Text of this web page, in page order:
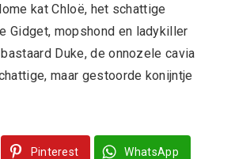
kat Chloë, het schattige
Gidget, mopshond en ladykiller
Duke, de onnozele cavia
maar gestoorde konijntje
Pinterest WhatsApp